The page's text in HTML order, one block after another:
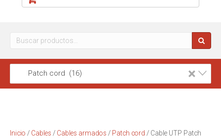
Buscar
×
Patch cord (16)
Inicio / Cables / Cables armados / Patch cord / Cable UTP Patch